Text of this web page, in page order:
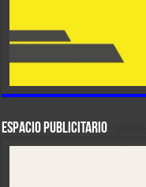
ESPACIO PUBLICITARIO